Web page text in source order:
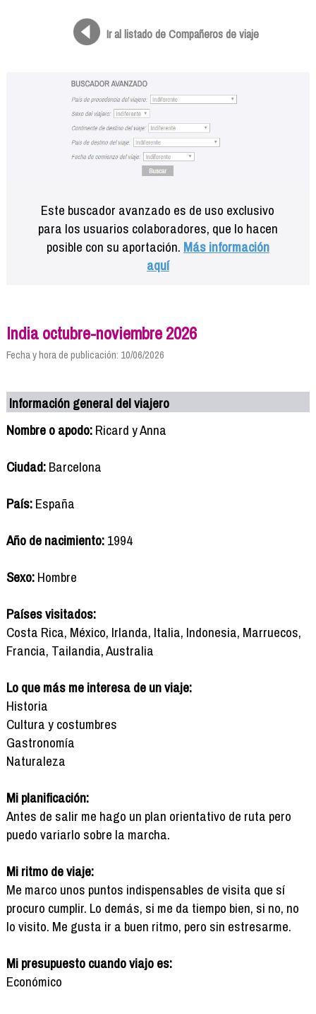
Ir al listado de Compañeros de viaje
Este buscador avanzado es de uso exclusivo
para los usuarios colaboradores, que lo hacen
posible con su aportación. Más información
aquí
India octubre-noviembre 2026
Fecha y hora de publicación: 10/06/2026
Información general del viajero
Nombre o apodo:Ricard y Anna
Ciudad:Barcelona
País:España
Año de nacimiento:1994
Sexo:Hombre
Países visitados:
Costa Rica, México, Irlanda, Italia, Indonesia, Marruecos,
Francia, Tailandia, Australia
Lo que más me interesa de un viaje:
Historia
Cultura y costumbres
Gastronomía
Naturaleza
Mi planificación:
Antes de salir me hago un plan orientativo de ruta pero
puedo variarlo sobre la marcha.
Mi ritmo de viaje:
Me marco unos puntos indispensables de visita que sí
procuro cumplir. Lo demás, si me da tiempo bien, si no, no
lo visito. Me gusta ir a buen ritmo, pero sin estresarme.
Mi presupuesto cuando viajo es:
Económico